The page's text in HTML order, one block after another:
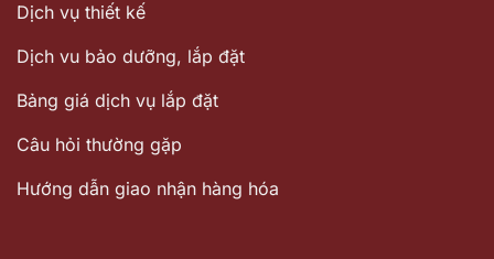
Dịch vụ thiết kế
Dịch vu bảo dưỡng, lắp đặt
Bảng giá dịch vụ lắp đặt
Câu hỏi thường gặp
Hướng dẫn giao nhận hàng hóa